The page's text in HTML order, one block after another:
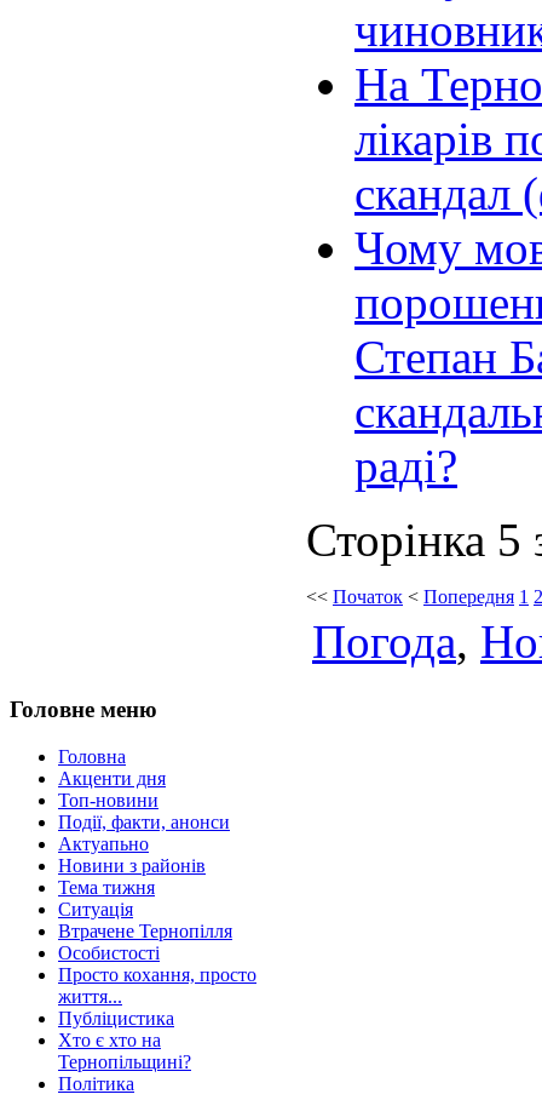
На
лікарів
скандал
Чому
Степан
раді?
Сторінка 5
<< Початок < Попередня 1 2
Погода,
Головне меню
Головна
Акценти дня
Топ-новини
Події, факти, анонси
Актуапьно
Новини з районів
Тема тижня
Ситуація
Втрачене Тернопілля
Особистості
Просто кохання, просто
життя...
Публіцистика
Хто є хто на
Тернопільщині?
Політика